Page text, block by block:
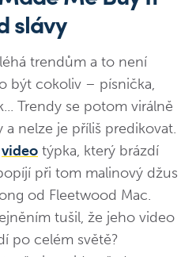
slávy
trendům a to není
být cokoliv – písnička,
Trendy se potom virálně
a nelze je příliš predikovat.
video týpka, který brázdí
při tom malinový džus
od Fleetwood Mac.
tušil, že jeho video
po celém světě?